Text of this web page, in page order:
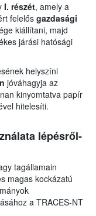
I. részét, amely a
felelős gazdasági
kiállítani, majd
járási hatósági
helyszíni
jóváhagyja az
kinyomtatva papír
hitelesíti.
lépésről-
tagállamain
magas kockázatú
a TRACES-NT